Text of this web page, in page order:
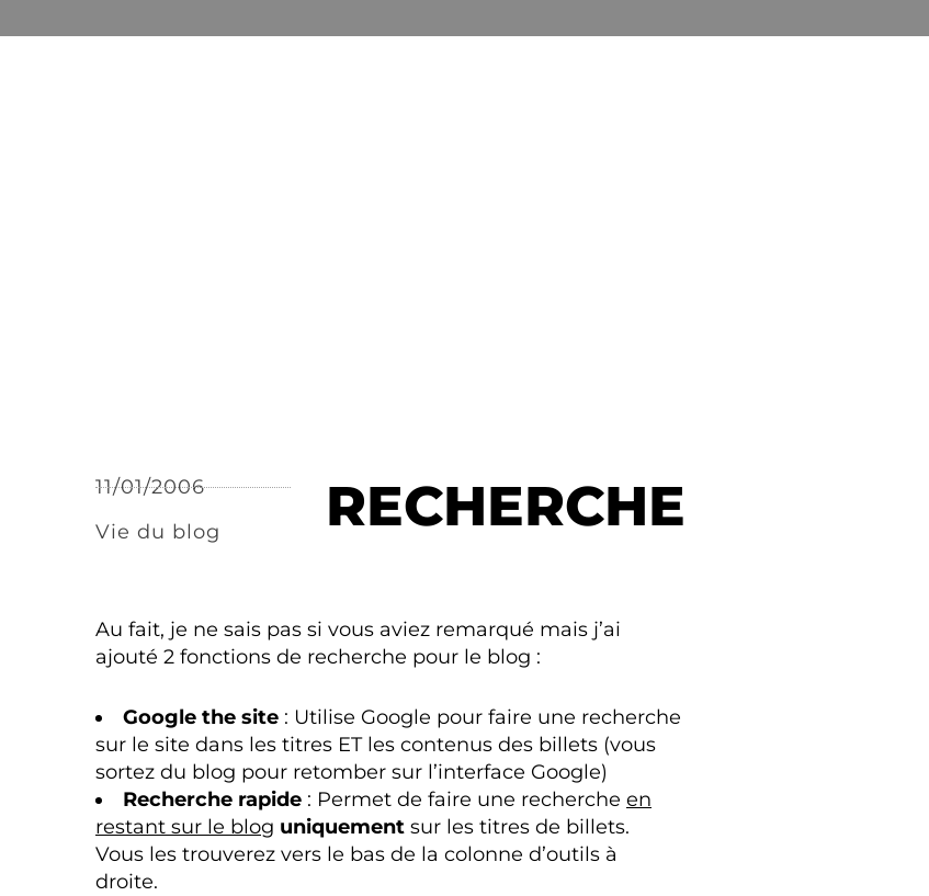
11/01/2006
Vie du blog
RECHERCHE
Au fait, je ne sais pas si vous aviez remarqué mais j’ai
ajouté 2 fonctions de recherche pour le blog :
Google the site : Utilise Google pour faire une recherche
sur le site dans les titres ET les contenus des billets (vous
sortez du blog pour retomber sur l’interface Google)
Recherche rapide : Permet de faire une recherche en
restant sur le blog uniquement sur les titres de billets.
Vous les trouverez vers le bas de la colonne d’outils à
droite.